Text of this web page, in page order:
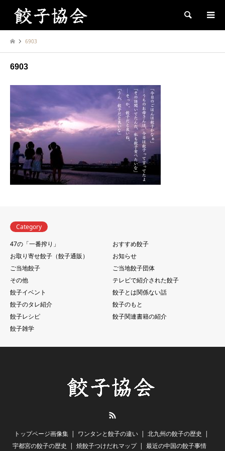
Search
6903
6903
Category
47の「一番搾り」
おすすめ餃子
お取り寄せ餃子（餃子通販）
お知らせ
ご当地餃子
ご当地餃子団体
その他
テレビで紹介された餃子
餃子イベント
餃子とは関係ない話
餃子のタレ紹介
餃子のもと
餃子レシピ
餃子関連書籍の紹介
餃子雑学
トップページ画像集 ワンタンと餃子の違い
北九州の餃子の歴史
宇都宮の餃子の歴史
焼餃子つけだれマップ 最近の中国の餃子事情